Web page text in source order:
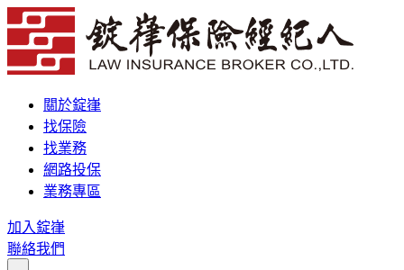
關於錠嵂
找保險
找業務
網路投保
業務專區
加入錠嵂
聯絡我們